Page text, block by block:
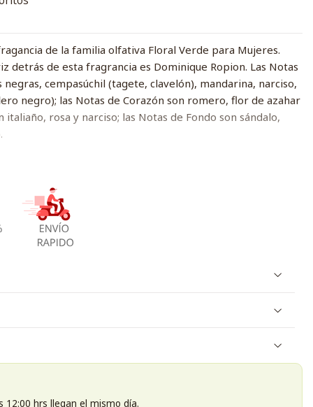
de la familia olfativa Floral Verde para Mujeres.
detrás de esta fragrancia es Dominique Ropion. Las Notas
negras, cempasúchil (tagete, clavelón), mandarina, narciso,
negro); las Notas de Corazón son romero, flor de azahar
rosa y narciso; las Notas de Fondo son sándalo,
12:00 hrs llegan el mismo día.